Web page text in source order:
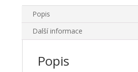
Popis
Další informace
Popis